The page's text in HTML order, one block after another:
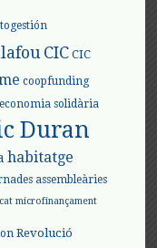
CIC CIC
coopfunding
economia solidària
Duran
habitatge
assembleàries
microfinançament
Revolució